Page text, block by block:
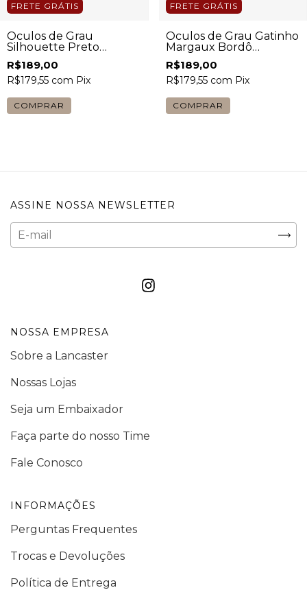
FRETE GRÁTIS
Óculos de Grau
Silhouette Preto
Feminino
R$189,00
R$179,55 com Pix
COMPRAR
FRETE GRÁTIS
Óculos de Grau Gatinho
Margaux Bordô
Feminino
R$189,00
R$179,55 com Pix
COMPRAR
ASSINE NOSSA NEWSLETTER
NOSSA EMPRESA
Sobre a Lancaster
Nossas Lojas
Seja um Embaixador
Faça parte do nosso Time
Fale Conosco
INFORMAÇÕES
Perguntas Frequentes
Trocas e Devoluções
Política de Entrega